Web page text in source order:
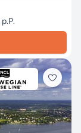
p.P.